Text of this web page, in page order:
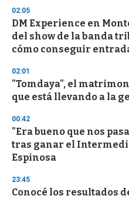
d
s
o
f
3
s
e
o
d
s
02:05
DM Experience en
del show de la banda
cómo conseguir
02:01
"Tomdaya", el
que está llevando a la
00:42
"Era bueno que nos
tras ganar el
Espinosa
23:45
Conocé los resultados